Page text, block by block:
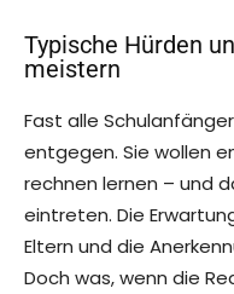
Typische Hürden
meistern
Fast alle
entgegen. Sie wollen
rechnen lernen – und
eintreten. Die
Eltern und die
Doch was, wenn die